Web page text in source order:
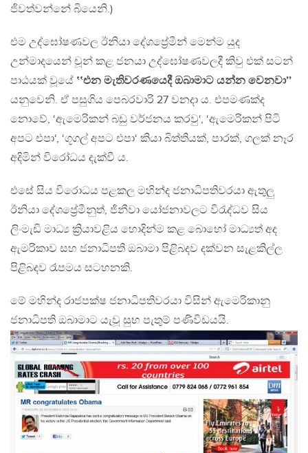
ජිවත්වන්නේ බියෙනි.)
එම උද්ඝෝෂණවල ඊනියා දේශප්‍රේමීන් මෙන්ම යුද
උන්මාදයෙන් චූන් කළ ජනයා උද්ඝෝෂණවලදී කිවු එක් සටන්
පාඨයක් වූයේ ‛‛එන මැතිවරණයෙදී ඔබාමාට යන්න වෙනවා’’
යනුවෙනි. ඒ පසුගිය පෙබරවාරි 27 වනදා ය. එපමණක්ද
නොවේ, ‘ඇමෙරිකන් බඩු වර්ජනය කරවු‘, ‘ඇමෙරිකන් පිටි
අපට එපා‘, ‘ගූගල් අපට එපා‘ කියා බිත්තියක්, පාරක්, ගලක් නෑර
අදිමින් විරෝධය දැක්වී ය.
එසේ සිය විරොධය පළකල මහින්ද ජනාධිපතිවරයා ඇතුලු
ඊනියා දේශප්‍රේමීනුත්, ජිනීවා යෝජනාවලට විරැද්ධව සිය
ලිංමැඩි මාධ්‍ය ක්‍රියාවළිය හොදින්ම කළ බොහෝ මාධ්‍යත් අද
ඇමරිකාව සහ ජනාධිපති ඔබාමා පිළිබදව දක්වන සැළකිල්ල
පිළිබදව රෑපමය සටහනකි.
මේ මහින්ද රාජපක්ෂ ජනාධිපතිවරයා විසින් ඇමෙරිකානු
ජනාධිපති ඔබාමාට යැවූ සුභ පැතුම් පණිවිඩයයි.